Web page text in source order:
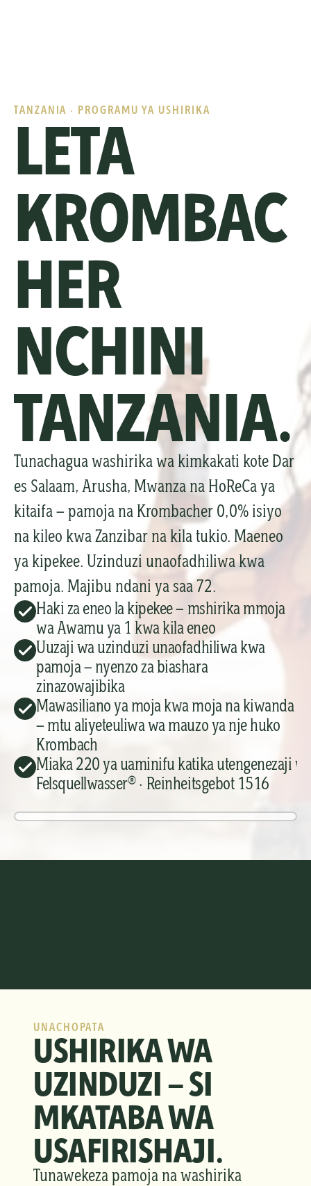
TANZANIA · PROGRAMU YA USHIRIKA
LETA
KROMBAC
HER
NCHINI
TANZANIA.
Tunachagua washirika wa kimkakati kote Dar
es Salaam, Arusha, Mwanza na HoReCa ya
kitaifa — pamoja na Krombacher 0,0% isiyo
na kileo kwa Zanzibar na kila tukio. Maeneo
ya kipekee. Uzinduzi unaofadhiliwa kwa
pamoja. Majibu ndani ya saa 72.
Haki za eneo la kipekee — mshirika mmoja
wa Awamu ya 1 kwa kila eneo
Uuzaji wa uzinduzi unaofadhiliwa kwa
pamoja — nyenzo za biashara
zinazowajibika
Mawasiliano ya moja kwa moja na kiwanda
— mtu aliyeteuliwa wa mauzo ya nje huko
Krombach
Miaka 220 ya uaminifu katika utengenezaji
Felsquellwasser® · Reinheitsgebot 1516
UNACHOPATA
USHIRIKA WA
UZINDUZI — SI
MKATABA WA
USAFIRISHAJI.
Tunawekeza pamoja na washirika